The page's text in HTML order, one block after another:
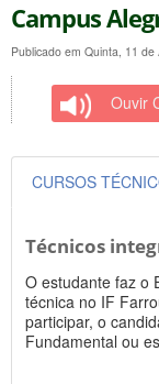
Campus
Publicado em Quinta, 11
Ouvir
CURSOS
Técnicos
O estudante faz o
técnica no IF
participar, o
Fundamental ou